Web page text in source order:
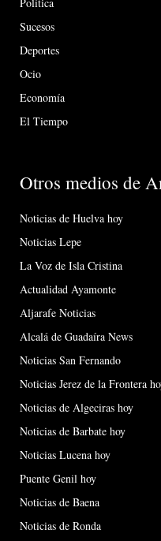
Política
Sucesos
Deportes
Ocio
Economía
El Tiempo
Otros medios de
Noticias de Huelva hoy
Noticias Lepe
La Voz de Isla Cristina
Actualidad Ayamonte
Aljarafe Noticias
Alcalá de Guadaíra News
Noticias San Fernando
Noticias Jerez de la Frontera
Noticias de Algeciras hoy
Noticias de Barbate hoy
Noticias Lucena hoy
Puente Genil hoy
Noticias de Baena
Noticias de Ronda